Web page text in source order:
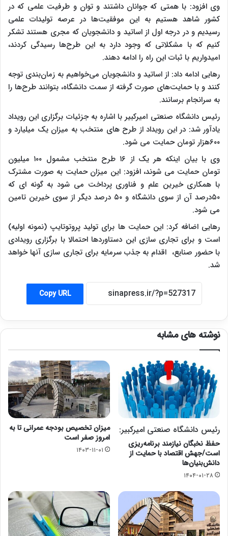
وی افزود: با همتی که جوانان داشتند و توان و طرفیت علمی که در
کشور شاهد هستیم به این موفقیت‌ها در عرصه تولیدات علمی
رسیدیم و در درجه اول از اساتید و دانشجویان که مجری هستند تشکر
کنیم که با مشکلاتی که وجود دارد به این طرح‌ها رسیدگی کردند،
امیدواریم با ثبات این راه را ادامه دهند.
رهایی ادامه داد: از اساتید و دانشجویان می‌خواهیم به زمان‌بندی توجه
کنند و با حمایت‌های صورت گرفته از سمت دانشگاه، بتوانند طرح‌ها را
به سرانجام برسانند.
رئیس دانشگاه صنعتی امیرکبیر با اشاره به جزئیات برگزاری این رویداد
یادآور شد: در این رویداد از طرح های منتخب به میزان یک میلیارد و
۶۰۰هزار تومان حمایت می شود.
وی با بیان اینکه هر یک از ۱۶ طرح منتخب مشمول ۱۰۰ میلیون
تومان حمایت می شوند، افزود: این میزان حمایت به صورت مشترک
با همکاری خیرین علم و فناوری پرداخت می شود به گونه ای که
۵۰درصد آن از سوی دانشگاه و ۵۰ درصد دیگر از سوی خیرین تامین
می شود.
رهایی اضافه کرد: این حمایت ها برای تولید پروتوتایپ (نمونه اولیه)
است و برای تجاری سازی این دستاوردها احتمالا با برگزاری رویدادی
با حضور صنایع، اقدام به جذب سرمایه برای تجاری سازی آنها خواهد
شد.
Copy URL
نوشته های مشابه
رئیس دانشگاه صنعتی امیرکبیر:
حفظ نخبگان نیازمند برنامه‌ریزی
است/جهش اقتصاد با حمایت از
دانش‌بنیان‌ها
۱۴۰۴-۰۱-۲۸
میزان تخصیص بودجه عمرانی تا به
امروز صفر است
۱۴۰۳-۱۱-۰۱